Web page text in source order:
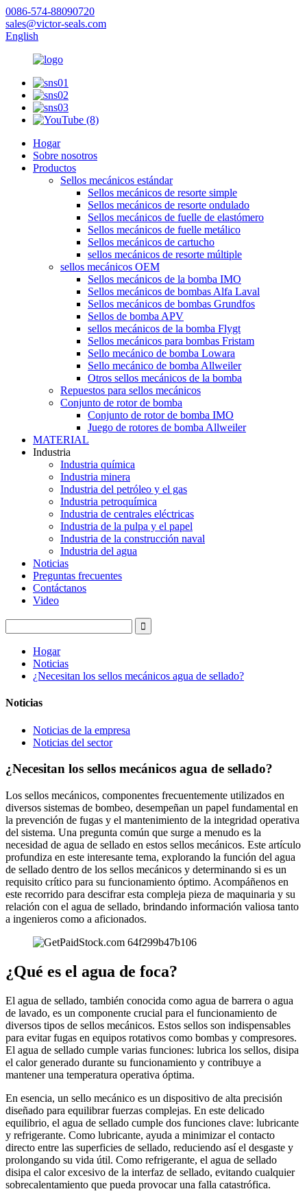
0086-574-88090720
sales@victor-seals.com
English
Hogar
Sobre nosotros
Productos
Sellos mecánicos estándar
Sellos mecánicos de resorte simple
Sellos mecánicos de resorte ondulado
Sellos mecánicos de fuelle de elastómero
Sellos mecánicos de fuelle metálico
Sellos mecánicos de cartucho
sellos mecánicos de resorte múltiple
sellos mecánicos OEM
Sellos mecánicos de la bomba IMO
Sellos mecánicos de bombas Alfa Laval
Sellos mecánicos de bombas Grundfos
Sellos de bomba APV
sellos mecánicos de la bomba Flygt
Sellos mecánicos para bombas Fristam
Sello mecánico de bomba Lowara
Sello mecánico de bomba Allweiler
Otros sellos mecánicos de la bomba
Repuestos para sellos mecánicos
Conjunto de rotor de bomba
Conjunto de rotor de bomba IMO
Juego de rotores de bomba Allweiler
MATERIAL
Industria
Industria química
Industria minera
Industria del petróleo y el gas
Industria petroquímica
Industria de centrales eléctricas
Industria de la pulpa y el papel
Industria de la construcción naval
Industria del agua
Noticias
Preguntas frecuentes
Contáctanos
Video
Hogar
Noticias
¿Necesitan los sellos mecánicos agua de sellado?
Noticias
Noticias de la empresa
Noticias del sector
¿Necesitan los sellos mecánicos agua de sellado?
Los sellos mecánicos, componentes frecuentemente utilizados en
diversos sistemas de bombeo, desempeñan un papel fundamental en
la prevención de fugas y el mantenimiento de la integridad operativa
del sistema. Una pregunta común que surge a menudo es la
necesidad de agua de sellado en estos sellos mecánicos. Este artículo
profundiza en este interesante tema, explorando la función del agua
de sellado dentro de los sellos mecánicos y determinando si es un
requisito crítico para su funcionamiento óptimo. Acompáñenos en
este recorrido para descifrar esta compleja pieza de maquinaria y su
relación con el agua de sellado, brindando información valiosa tanto
a ingenieros como a aficionados.
¿Qué es el agua de foca?
El agua de sellado, también conocida como agua de barrera o agua
de lavado, es un componente crucial para el funcionamiento de
diversos tipos de sellos mecánicos. Estos sellos son indispensables
para evitar fugas en equipos rotativos como bombas y compresores.
El agua de sellado cumple varias funciones: lubrica los sellos, disipa
el calor generado durante su funcionamiento y contribuye a
mantener una temperatura operativa óptima.
En esencia, un sello mecánico es un dispositivo de alta precisión
diseñado para equilibrar fuerzas complejas. En este delicado
equilibrio, el agua de sellado cumple dos funciones clave: lubricante
y refrigerante. Como lubricante, ayuda a minimizar el contacto
directo entre las superficies de sellado, reduciendo así el desgaste y
prolongando su vida útil. Como refrigerante, el agua de sellado
disipa el calor excesivo de la interfaz de sellado, evitando cualquier
sobrecalentamiento que pueda provocar una falla catastrófica.